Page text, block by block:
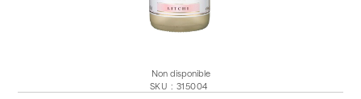
Non disponible
SKU : 315004